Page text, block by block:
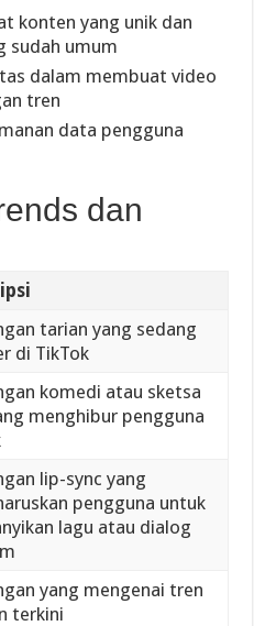
konten yang unik dan
sudah umum
dalam membuat video
tren
data pengguna
dan
tarian yang sedang
di TikTok
komedi atau sketsa
menghibur pengguna
lip-sync yang
pengguna untuk
lagu atau dialog
yang mengenai tren
terkini